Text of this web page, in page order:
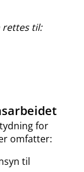
rettes til:
for
omfatter:
til